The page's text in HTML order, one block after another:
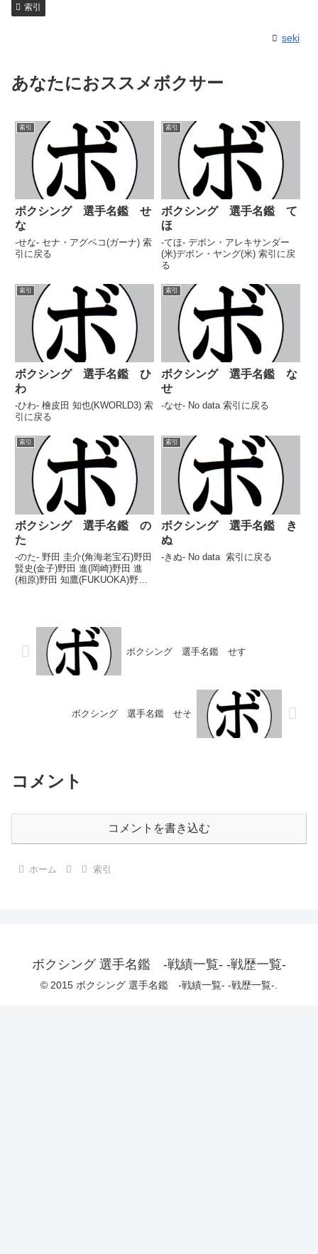
索引
seki
あなたにおススメボクサー
索引
ボクシング 選手名鑑 せ
な
-せな- セナ・アグベコ(ガーナ) 索
引に戻る
索引
ボクシング 選手名鑑 て
ほ
-てほ- デボン・アレキサンダー
(米)デボン・ヤング(米) 索引に戻
る
索引
ボクシング 選手名鑑 ひ
わ
-ひわ- 檜皮田 知也(KWORLD3) 索
引に戻る
索引
ボクシング 選手名鑑 な
せ
-なせ- No data 索引に戻る
索引
ボクシング 選手名鑑 の
た
-のた- 野田 圭介(角海老宝石)野田
賢史(金子)野田 進(岡崎)野田 進
(相原)野田 知鷹(FUKUOKA)野田
索引
ボクシング 選手名鑑 き
ぬ
-きぬ- No data 索引に戻る
ボクシング 選手名鑑 せす
ボクシング 選手名鑑 せそ
コメント
コメントを書き込む
ホーム 索引
ボクシング 選手名鑑 -戦績一覧- -戦歴一覧-
© 2015 ボクシング 選手名鑑 -戦績一覧- -戦歴一覧-.